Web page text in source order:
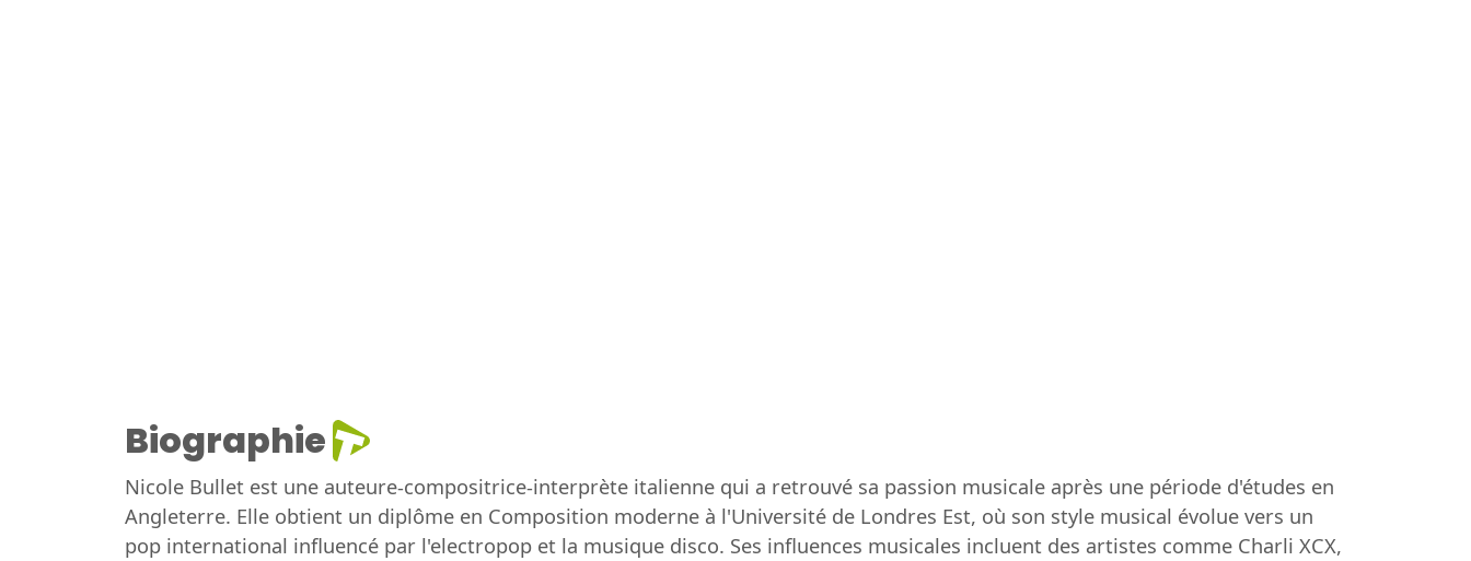
Biographie
Nicole Bullet est une auteure-compositrice-interprète italienne qui a retrouvé sa passion musicale après une période d'études en
Angleterre. Elle obtient un diplôme en Composition moderne à l'Université de Londres Est, où son style musical évolue vers un
pop international influencé par l'electropop et la musique disco. Ses influences musicales incluent des artistes comme Charli XCX,